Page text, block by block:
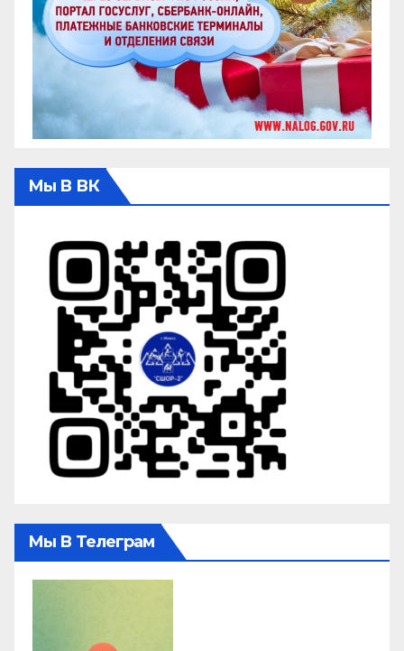
Мы В ВК
Мы В Телеграм